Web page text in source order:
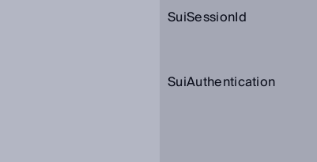
SuiSessionId
SuiAuthentication